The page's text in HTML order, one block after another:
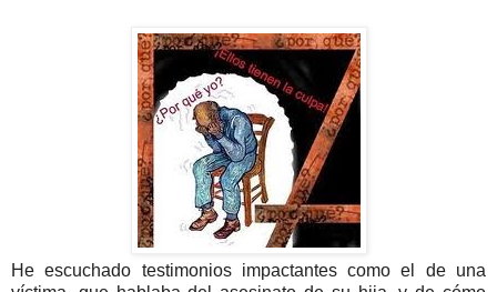
He escuchado testimonios impactantes como el de una